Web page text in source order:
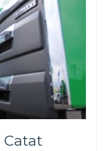
Catat